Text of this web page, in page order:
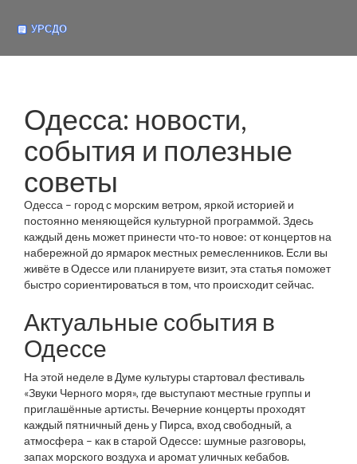
Одесса: новости,
события и полезные
советы
Одесса – город с морским ветром, яркой историей и
постоянно меняющейся культурной программой. Здесь
каждый день может принести что‑то новое: от концертов на
набережной до ярмарок местных ремесленников. Если вы
живёте в Одессе или планируете визит, эта статья поможет
быстро сориентироваться в том, что происходит сейчас.
Актуальные события в
Одессе
На этой неделе в Думе культуры стартовал фестиваль
«Звуки Черного моря», где выступают местные группы и
приглашённые артисты. Вечерние концерты проходят
каждый пятничный день у Пирса, вход свободный, а
атмосфера – как в старой Одессе: шумные разговоры,
запах морского воздуха и аромат уличных кебабов.